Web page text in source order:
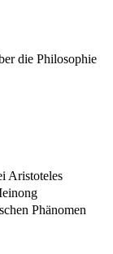
die Philosophie
Aristoteles
Phänomen